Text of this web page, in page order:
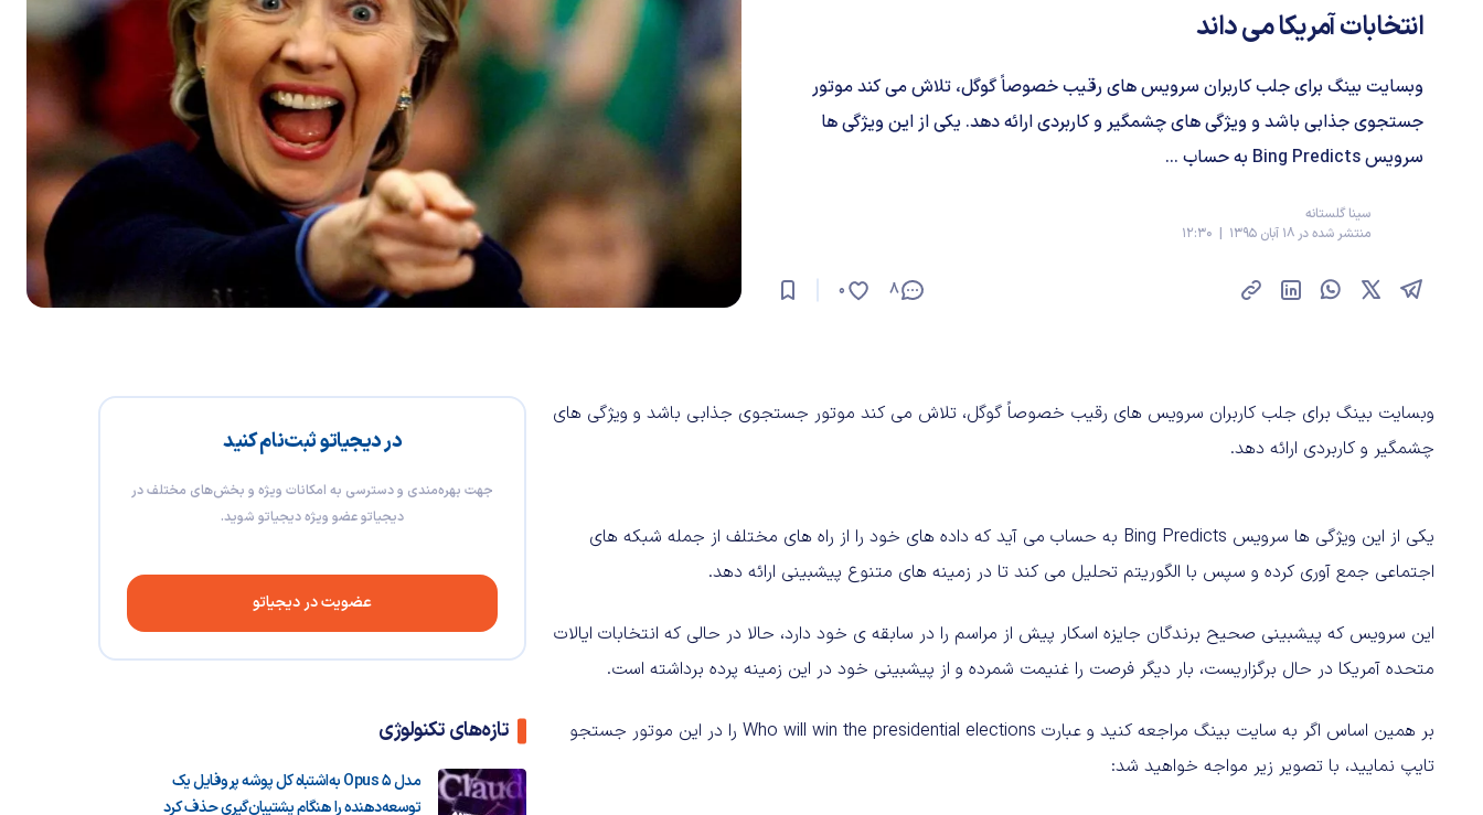
انتخابات آمریکا می داند
وبسایت بینگ برای جلب کاربران سرویس های رقیب خصوصاً گوگل، تلاش می کند موتور
جستجوی جذابی باشد و ویژگی های چشمگیر و کاربردی ارائه دهد. یکی از این ویژگی ها
سرویس Bing Predicts به حساب ...
سینا گلستانه
منتشر شده در 18 آبان 1395 | 12:30
8
0
در دیجیاتو ثبت‌نام کنید
جهت بهره‌مندی و دسترسی به امکانات ویژه و بخش‌های مختلف در
دیجیاتو عضو ویژه دیجیاتو شوید.
عضویت در دیجیاتو
تازه‌های تکنولوژی
مدل Opus 5 به‌اشتباه کل پوشه پروفایل یک
توسعه‌دهنده را هنگام پشتیبان‌گیری حذف کرد
وبسایت بینگ برای جلب کاربران سرویس های رقیب خصوصاً گوگل، تلاش می کند موتور جستجوی جذابی باشد و ویژگی های
چشمگیر و کاربردی ارائه دهد.
یکی از این ویژگی ها سرویس Bing Predicts به حساب می آید که داده های خود را از راه های مختلف از جمله شبکه های
اجتماعی جمع آوری کرده و سپس با الگوریتم تحلیل می کند تا در زمینه های متنوع پیشبینی ارائه دهد.
این سرویس که پیشبینی صحیح برندگان جایزه اسکار پیش از مراسم را در سابقه ی خود دارد، حالا در حالی که انتخابات ایالات
متحده آمریکا در حال برگزاریست، بار دیگر فرصت را غنیمت شمرده و از پیشبینی خود در این زمینه پرده برداشته است.
بر همین اساس اگر به سایت بینگ مراجعه کنید و عبارت Who will win the presidential elections را در این موتور جستجو
تایپ نمایید، با تصویر زیر مواجه خواهید شد: